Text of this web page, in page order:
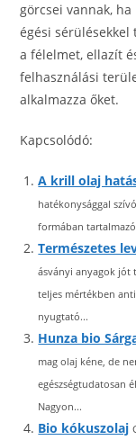
görcsei vannak,
égési
a félelmet, ellazít
felhasználási
alkalmazza őket.
Kapcsolódó:
A krill olaj
hatékonysággal
formában
Természetes
ásványi anyagok jót
teljes mértékben
nyugtató...
Hunza bio
mag olaj kéne, de
egészségtudatosan
Nagyon...
Bio kókuszolaj